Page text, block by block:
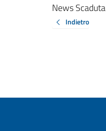
News Scaduta
Indietro